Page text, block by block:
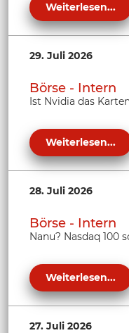
Weiterlesen...
29. Juli 2026
Börse - Intern
Ist Nvidia das
Weiterlesen...
28. Juli 2026
Börse - Intern
Nanu? Nasdaq 100
Weiterlesen...
27. Juli 2026